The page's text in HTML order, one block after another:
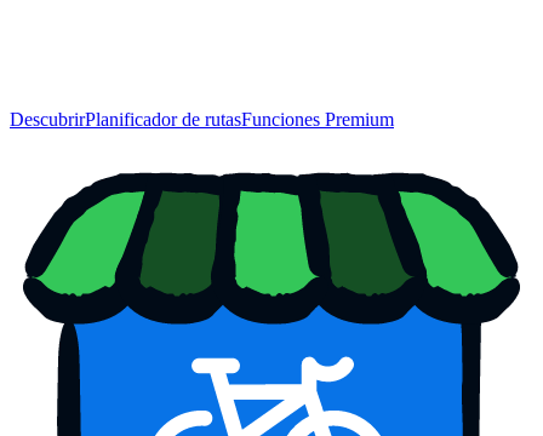
DescubrirPlanificador de rutasFunciones Premium